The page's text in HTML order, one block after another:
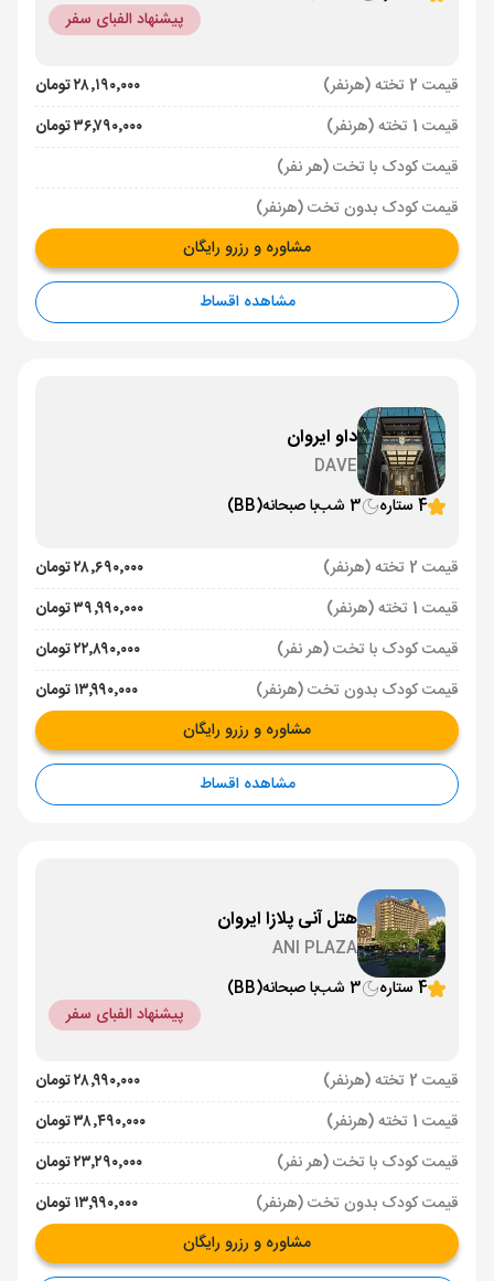
پیشنهاد الفبای سفر
قیمت 2 تخته (هرنفر)
۲۸٬۱۹۰٬۰۰۰ تومان
قیمت 1 تخته (هرنفر)
۳۶٬۷۹۰٬۰۰۰ تومان
قیمت کودک با تخت (هر نفر)
قیمت کودک بدون تخت (هرنفر)
مشاوره و رزرو رایگان
مشاهده اقساط
داو ایروان
DAVE
4 ستاره
3 شب با صبحانه(BB)
قیمت 2 تخته (هرنفر)
۲۸٬۶۹۰٬۰۰۰ تومان
قیمت 1 تخته (هرنفر)
۳۹٬۹۹۰٬۰۰۰ تومان
قیمت کودک با تخت (هر نفر)
۲۲٬۸۹۰٬۰۰۰ تومان
قیمت کودک بدون تخت (هرنفر)
۱۳٬۹۹۰٬۰۰۰ تومان
مشاوره و رزرو رایگان
مشاهده اقساط
هتل آنی پلازا ایروان
ANI PLAZA
4 ستاره
3 شب با صبحانه(BB)
پیشنهاد الفبای سفر
قیمت 2 تخته (هرنفر)
۲۸٬۹۹۰٬۰۰۰ تومان
قیمت 1 تخته (هرنفر)
۳۸٬۴۹۰٬۰۰۰ تومان
قیمت کودک با تخت (هر نفر)
۲۳٬۲۹۰٬۰۰۰ تومان
قیمت کودک بدون تخت (هرنفر)
۱۳٬۹۹۰٬۰۰۰ تومان
مشاوره و رزرو رایگان